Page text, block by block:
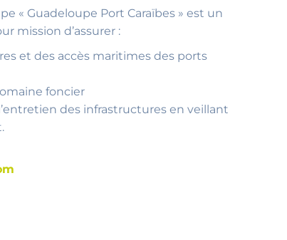
« Guadeloupe Port Caraïbes » est un
mission d’assurer :
et des accès maritimes des ports
foncier
des infrastructures en veillant